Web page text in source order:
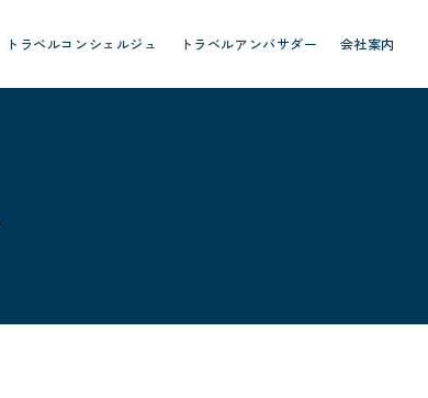
トラベルコンシェルジュ トラベルアンバサダー 会社案内